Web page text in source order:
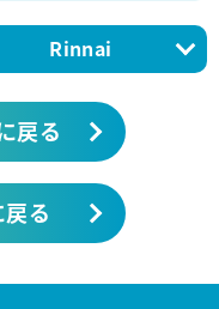
Rinnai
戻る
る